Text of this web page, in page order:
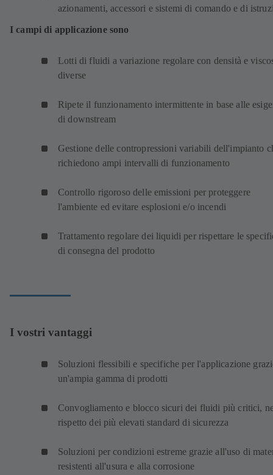
azionamenti, accessori e sistemi di comando e di
I campi di applicazione sono
Lotti di fluidi a variazione regolare con densità e
diverse
Ripete il funzionamento intermittente in base alle
di downstream
Gestione delle contropressioni variabili dell'impianto
richiedono ampi intervalli di funzionamento
Controllo rigoroso delle emissioni per proteggere
l'ambiente ed evitare esplosioni e/o incendi
Trattamento regolare dei liquidi per rispettare le
di consegna del prodotto
I vostri vantaggi
Soluzioni flessibili e specifiche per l'applicazione
un'ampia gamma di prodotti
Convogliamento e blocco sicuri dei fluidi più critici,
rispetto dei più elevati standard di sicurezza
Soluzioni per condizioni estreme grazie all'uso di
resistenti all'usura e alla corrosione